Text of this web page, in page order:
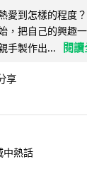
愛到怎樣的程度
，把自己的興趣
手製作出...
閱
享
中熱話